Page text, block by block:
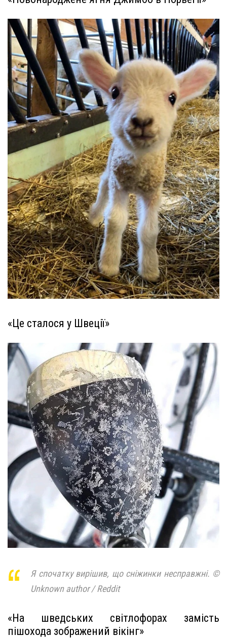
«Це сталося у Швеції»
Я спочатку вирішив, що сніжинки несправжні. ©
Unknown author / Reddit
«На шведських світлофорах замість
пішохода зображений вікінг»